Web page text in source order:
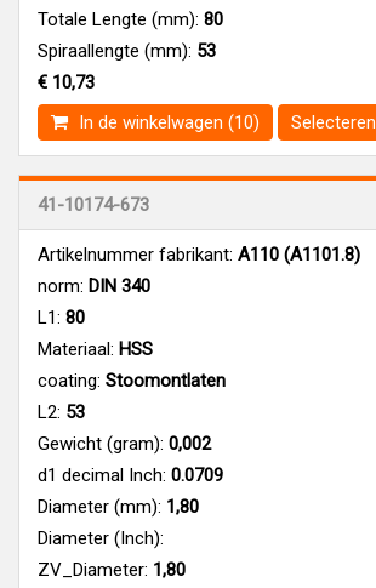
Totale Lengte (mm): 80
Spiraallengte (mm): 53
€ 10,73
In de winkelwagen (10)
Selecteren
41-10174-673
Artikelnummer fabrikant: A110 (A1101.8)
norm: DIN 340
L1: 80
Materiaal: HSS
coating: Stoomontlaten
L2: 53
Gewicht (gram): 0,002
d1 decimal Inch: 0.0709
Diameter (mm): 1,80
Diameter (Inch):
ZV_Diameter: 1,80